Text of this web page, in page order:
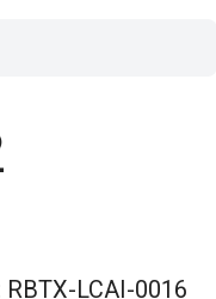
RBTX-LCAI-0016